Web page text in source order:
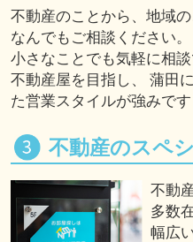
不動産のことから、地域の
なんでもご相談ください。
小さなことでも気軽に相
不動産屋を目指し、 蒲田
た営業スタイルが強みです
不動産のスペ
不動
多数
幅広